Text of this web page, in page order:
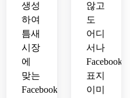
생성
하여
틈새
시장
에
맞는
Facebook
않고
도
어디
서나
Facebook
표지
이미